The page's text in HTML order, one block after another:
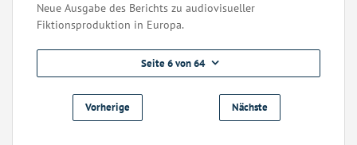
Neue Ausgabe des Berichts zu audiovisueller
Fiktionsproduktion in Europa.
Seite 6 von 64
Vorherige Nächste